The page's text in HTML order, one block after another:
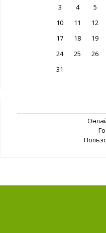
3
4 5
10
11 12
17
18 19
24
25 26
31